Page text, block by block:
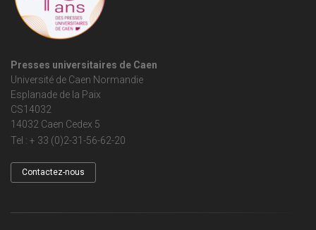
Presses universitaires de Caen
Université de Caen Normandie
Esplanade de la Paix
CS14032
14032 Caen Cedex 5
Tel : + 33 (0)2-31-56-62-20
Contactez-nous